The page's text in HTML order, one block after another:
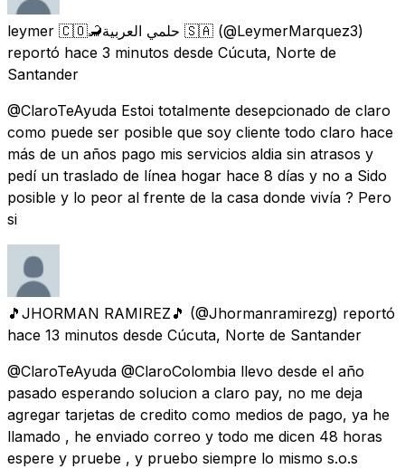
leymer 🇨🇴🦂حلمي العربية 🇸🇦 (@LeymerMarquez3)
reportó hace 3 minutos desde Cúcuta, Norte de
Santander
@ClaroTeAyuda Estoi totalmente desepcionado de claro
como puede ser posible que soy cliente todo claro hace
más de un años pago mis servicios aldia sin atrasos y
pedí un traslado de línea hogar hace 8 días y no a Sido
posible y lo peor al frente de la casa donde vivía ? Pero
si
🎵JHORMAN RAMIREZ🎵 (@Jhormanramirezg) reportó
hace 13 minutos desde Cúcuta, Norte de Santander
@ClaroTeAyuda @ClaroColombia llevo desde el año
pasado esperando solucion a claro pay, no me deja
agregar tarjetas de credito como medios de pago, ya he
llamado , he enviado correo y todo me dicen 48 horas
espere y pruebe , y pruebo siempre lo mismo s.o.s